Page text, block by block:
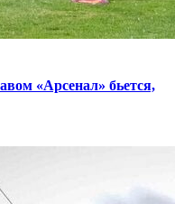
«Арсенал» бьется,